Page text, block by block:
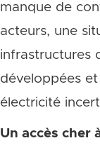
manque de
acteurs, une
infrastructures
développées
électricité
Un accès cher